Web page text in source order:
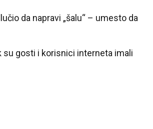
da napravi „šalu“ – umesto da
su gosti i korisnici interneta imali